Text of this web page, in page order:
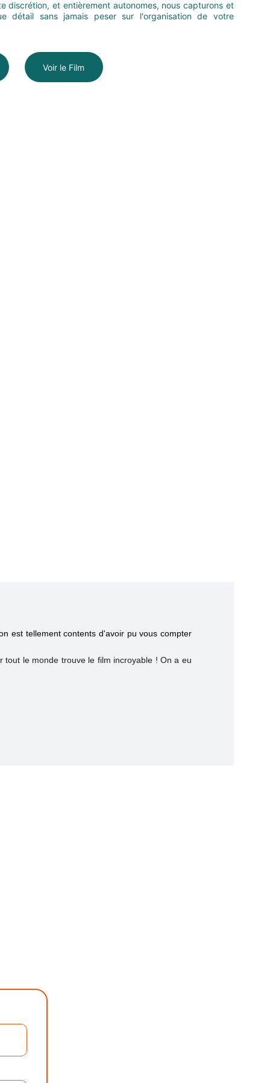
discrétion, et entièrement autonomes, nous capturons et
détail sans jamais peser sur l'organisation de votre
Voir le Film
est tellement contents d'avoir pu vous compter
le monde trouve le film incroyable ! On a eu